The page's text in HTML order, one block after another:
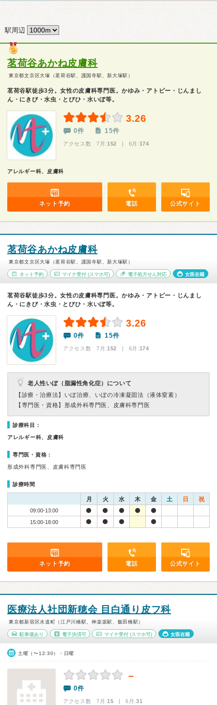
駅周辺
茗荷谷あかね皮膚科
東京都文京区大塚（茗荷谷駅、護国寺駅、新大塚駅）
茗荷谷駅徒歩3分。女性の皮膚科専門医。かゆみ・アトピー・じんまし
ん・にきび・水虫・とびひ・水いぼ等。
3.26
0件 15件
アクセス数 7月: 152 | 6月: 174
アレルギー科、皮膚科
ネット予約 電話 公式サイト
茗荷谷あかね皮膚科
東京都文京区大塚（茗荷谷駅、護国寺駅、新大塚駅）
ネット予約 マイナ受付(スマホ可) 電子処方せん対応 女医在籍
茗荷谷駅徒歩3分。女性の皮膚科専門医。かゆみ・アトピー・じんまし
ん・にきび・水虫・とびひ・水いぼ等。
3.26
0件 15件
アクセス数 7月:152 | 6月:174
老人性いぼ（脂漏性角化症）について
【診療・治療法】 いぼ治療、いぼの冷凍凝固法（液体窒素）
【専門医・資格】 形成外科専門医、皮膚科専門医
診療科目：
アレルギー科、皮膚科
専門医・資格：
形成外科専門医、皮膚科専門医
診療時間
月 火 水 木 金 土 日 祝
09:00-13:00
15:00-18:00
ネット予約 電話 公式サイト
医療法人社団新穂会 目白通り皮フ科
東京都新宿区水道町（江戸川橋駅、神楽坂駅、飯田橋駅）
駐車場あり 電子決済可 マイナ受付 (スマホ可) 女医在籍
土曜（〜12:30）・日曜
－
0件
アクセス数 7月:15 | 6月:31